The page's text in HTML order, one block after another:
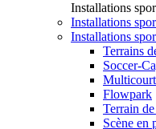
Installations
Installations
Installations
Terrains
Soccer-
Multicourt
Flowpark
Terrain
Scène en